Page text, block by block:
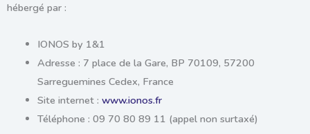
hébergé par :
IONOS by 1&1
Adresse : 7 place de la Gare, BP 70109, 57200
Sarreguemines Cedex, France
Site internet : www.ionos.fr
Téléphone : 09 70 80 89 11 (appel non surtaxé)